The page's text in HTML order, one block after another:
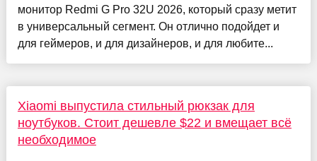
монитор Redmi G Pro 32U 2026, который сразу метит
в универсальный сегмент. Он отлично подойдет и
для геймеров, и для дизайнеров, и для любите...
Xiaomi выпустила стильный рюкзак для
ноутбуков. Стоит дешевле $22 и вмещает всё
необходимое